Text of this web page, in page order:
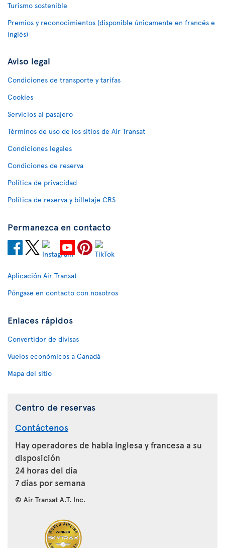
Turismo sostenible
Premios y reconocimientos (disponible únicamente en francés e
inglés)
Aviso legal
Condiciones de transporte y tarifas
Cookies
Servicios al pasajero
Términos de uso de los sitios de Air Transat
Condiciones legales
Condiciones de reserva
Política de privacidad
Política de reserva y billetaje CRS
Permanezca en contacto
Aplicación Air Transat
Póngase en contacto con nosotros
Enlaces rápidos
Convertidor de divisas
Vuelos económicos a Canadá
Mapa del sitio
Centro de reservas
Contáctenos
Hay operadores de habla inglesa y francesa a su
disposición
24 horas del día
7 días por semana
© Air Transat A.T. Inc.